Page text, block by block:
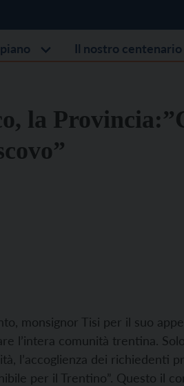
Il nostro centenario
la
monsignor Tisi per il suo
l’intera comunità trentina.
l’accoglienza dei richiedenti
per il Trentino”. Questo il